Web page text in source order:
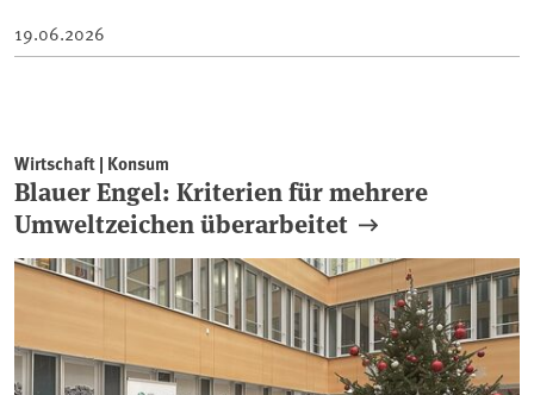
19.06.2026
Wirtschaft | Konsum
Blauer Engel: Kriterien für mehrere
Umweltzeichen überarbeitet